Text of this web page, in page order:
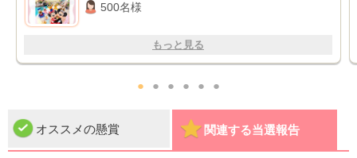
500名様
もっと見る
● ● ● ● ● ●
オススメの懸賞 関連する当選報告